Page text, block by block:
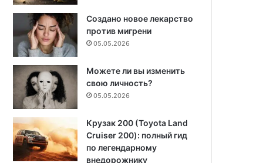
Создано новое лекарство
против мигрени
05.05.2026
Можете ли вы изменить
свою личность?
05.05.2026
Крузак 200 (Toyota Land
Cruiser 200): полный гид
по легендарному
внедорожнику